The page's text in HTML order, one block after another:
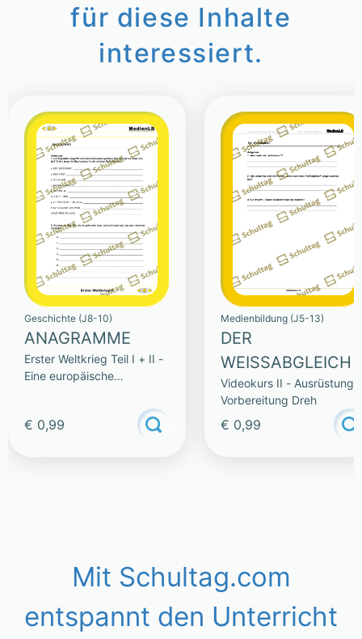
für diese Inhalte
interessiert.
Geschichte (J8-10)
ANAGRAMME
Erster Weltkrieg Teil I + II -
Eine europäische
€ 0,99
Medienbildung (J5-13)
DER
WEISSABGLEICH
Videokurs II - Ausrüstung
Vorbereitung Dreh
€ 0,99
Mit Schultag.com
entspannt den Unterricht